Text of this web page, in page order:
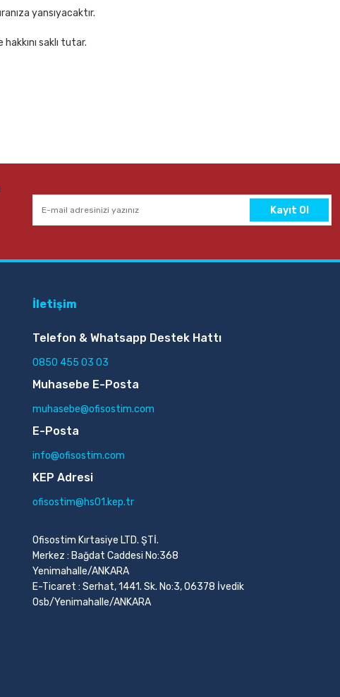
yansıyacaktır.
saklı tutar.
Kayıt Ol
İletişim
Telefon & Whatsapp Destek Hattı
0850 455 03 03
Muhasebe E-Posta
muhasebe@ofisostim.com
E-Posta
info@ofisostim.com
KEP Adresi
ofisostim@hs01.kep.tr
Ofisostim Kırtasiye LTD. ŞTİ.
Merkez : Bağdat Caddesi No:368
Yenimahalle/ANKARA
E-Ticaret : Serhat, 1441. Sk. No:3, 06378 İvedik
Osb/Yenimahalle/ANKARA